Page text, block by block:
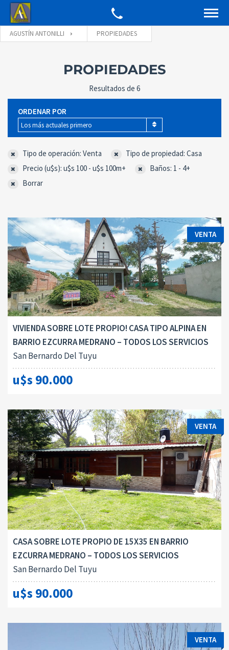
AGUSTÍN ANTONILLI PROPIEDADES
PROPIEDADES
Resultados de 6
ORDENAR POR
Los más actuales primero
Tipo de operación: Venta
Tipo de propiedad: Casa
Precio (u$s): u$s 100 - u$s 100m+
Baños: 1 - 4+
Borrar
VENTA
VIVIENDA SOBRE LOTE PROPIO! CASA TIPO ALPINA EN
BARRIO EZCURRA MEDRANO – TODOS LOS SERVICIOS
San Bernardo Del Tuyu
u$s 90.000
VENTA
CASA SOBRE LOTE PROPIO DE 15X35 EN BARRIO
EZCURRA MEDRANO – TODOS LOS SERVICIOS
San Bernardo Del Tuyu
u$s 90.000
VENTA